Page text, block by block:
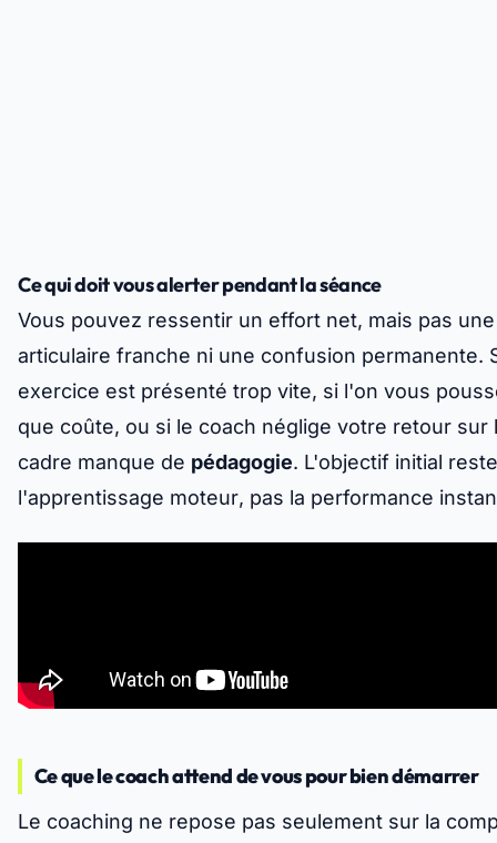
Ce qui doit vous alerter pendant la séance
Vous pouvez ressentir un effort net, mais pas
articulaire franche ni une confusion permanente.
exercice est présenté trop vite, si l'on vous
que coûte, ou si le coach néglige votre retour sur
cadre manque de pédagogie. L'objectif initial reste
l'apprentissage moteur, pas la performance
Ce que le coach attend de vous pour bien démarrer
Le coaching ne repose pas seulement sur la